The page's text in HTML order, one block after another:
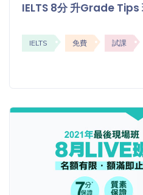
IELTS 8分 升Grade Tips
IELTS 免費 試課